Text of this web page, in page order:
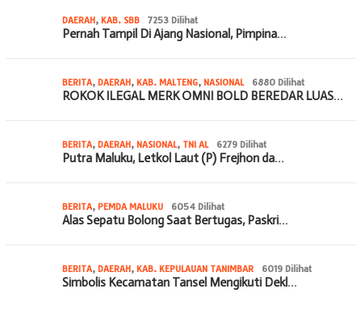
DAERAH, KAB. SBB 7253 Dilihat
Pernah Tampil Di Ajang Nasional, Pimpina…
BERITA, DAERAH, KAB. MALTENG, NASIONAL 6880 Dilihat
ROKOK ILEGAL MERK OMNI BOLD BEREDAR LUAS…
BERITA, DAERAH, NASIONAL, TNI AL 6279 Dilihat
Putra Maluku, Letkol Laut (P) Frejhon da…
BERITA, PEMDA MALUKU 6054 Dilihat
Alas Sepatu Bolong Saat Bertugas, Paskri…
BERITA, DAERAH, KAB. KEPULAUAN TANIMBAR 6019 Dilihat
Simbolis Kecamatan Tansel Mengikuti Dekl…